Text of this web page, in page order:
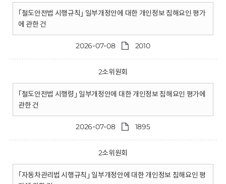
｢철도안전법 시행규칙｣ 일부개정안에 대한 개인정보 침해요인 평가
에 관한 건
2026-07-08 2010
2소위원회
｢철도안전법 시행령｣ 일부개정안에 대한 개인정보 침해요인 평가에
관한 건
2026-07-08 1895
2소위원회
｢자동차관리법 시행규칙｣ 일부개정안에 대한 개인정보 침해요인 평